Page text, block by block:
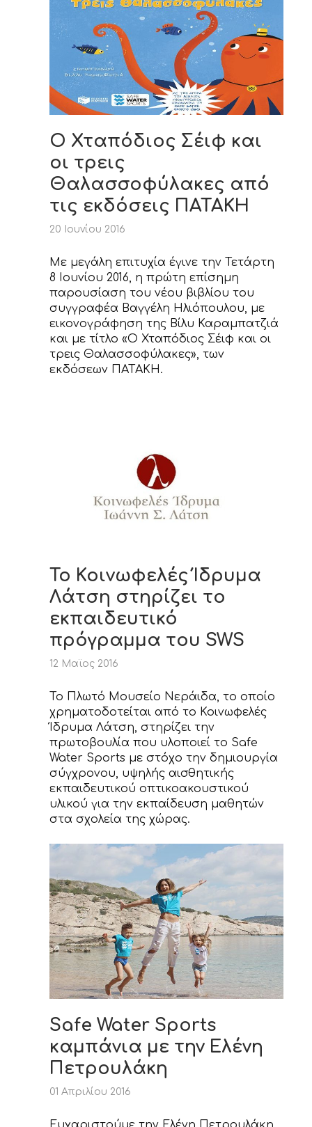
Ο Χταπόδιος Σέιφ και
οι τρεις
Θαλασσοφύλακες από
τις εκδόσεις ΠΑΤΑΚΗ
20 Ιουνίου 2016
Με μεγάλη επιτυχία έγινε την Τετάρτη
8 Ιουνίου 2016, η πρώτη επίσημη
παρουσίαση του νέου βιβλίου του
συγγραφέα Βαγγέλη Ηλιόπουλου, με
εικονογράφηση της Βίλυ Καραμπατζιά
και με τίτλο «Ο Χταπόδιος Σέιφ και οι
τρεις Θαλασσοφύλακες», των
εκδόσεων ΠΑΤΑΚΗ.
Το Κοινωφελές Ίδρυμα
Λάτση στηρίζει το
εκπαιδευτικό
πρόγραμμα του SWS
12 Μαϊος 2016
To Πλωτό Μουσείο Νεράιδα, το οποίο
χρηματοδοτείται από το Κοινωφελές
Ίδρυμα Λάτση, στηρίζει την
πρωτοβουλία που υλοποιεί το Safe
Water Sports με στόχο την δημιουργία
σύγχρονου, υψηλής αισθητικής
εκπαιδευτικού οπτικοακουστικού
υλικού για την εκπαίδευση μαθητών
στα σχολεία της χώρας.
Safe Water Sports
καμπάνια με την Ελένη
Πετρουλάκη
01 Απριλίου 2016